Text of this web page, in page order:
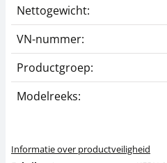
Nettogewicht:
VN-nummer:
Productgroep:
Modelreeks:
Informatie over productveiligheid